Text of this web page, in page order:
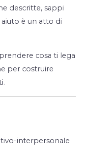
descritte, sappi
è un atto di
cosa ti lega
per costruire
interpersonale